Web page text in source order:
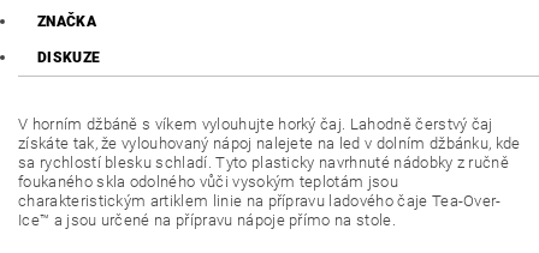
ZNAČKA
DISKUZE
V horním džbáně s víkem vylouhujte horký čaj. Lahodně čerstvý čaj
získáte tak, že vylouhovaný nápoj nalejete na led v dolním džbánku, kde
sa rychlostí blesku schladí. Tyto plasticky navrhnuté nádobky z ručně
foukaného skla odolného vůči vysokým teplotám jsou
charakteristickým artiklem linie na přípravu ladového čaje Tea-Over-
Ice™ a jsou určené na přípravu nápoje přímo na stole.